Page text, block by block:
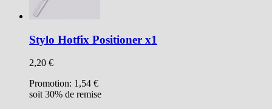
Stylo Hotfix Positioner x1
2,20 €
Promotion: 1,54 €
soit 30% de remise